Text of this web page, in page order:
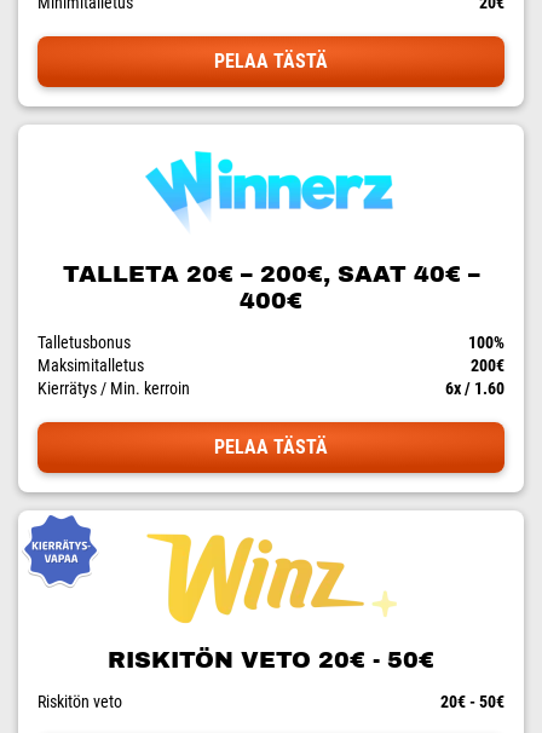
PELAA TÄSTÄ
TALLETA 20€ – 200€, SAAT 40€ –
400€
Talletusbonus
100%
Maksimitalletus
200€
Kierrätys / Min. kerroin
6x / 1.60
PELAA TÄSTÄ
RISKITÖN VETO 20€ - 50€
Riskitön veto 20€ - 50€